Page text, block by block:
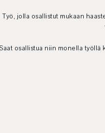
Työ, jolla osallistut mukaan
osallistua niin monella